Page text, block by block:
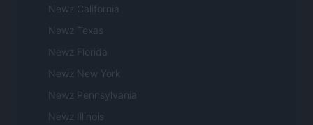
Newz California
Newz Texas
Newz Florida
Newz New York
Newz Pennsylvania
Newz Illinois